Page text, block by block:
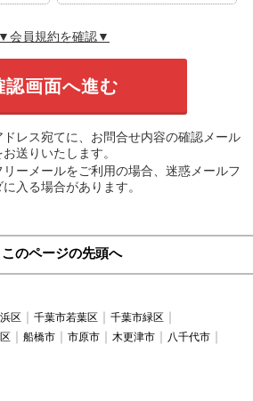
▼会員規約を確認▼
レス宛てに、お問合せ内容の確認メール
お送りいたします。
ーメールをご利用の場合、迷惑メールフ
に入る場合があります。
このページの先頭へ
区 千葉市若葉区
千葉市緑区
船橋市 市原市 木更津市
八千代市